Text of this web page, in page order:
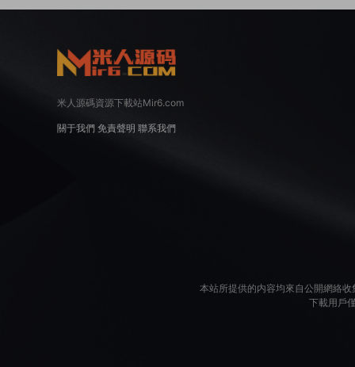
米人源碼資源下載站Mir6.com
關于我們 免責聲明 聯系我們
本站所提供的内容均來自公開網絡
下載用戶